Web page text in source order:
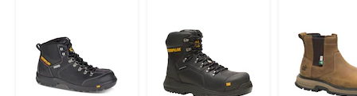
CAT
hommes,
Chelsea, CAT